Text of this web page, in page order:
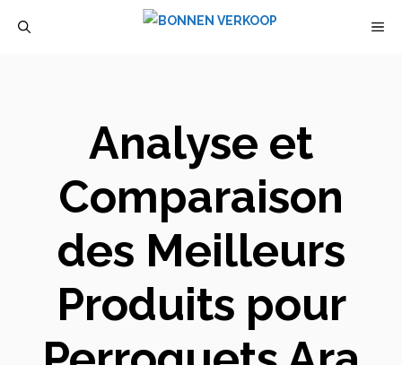
Analyse et
Comparaison
des Meilleurs
Produits pour